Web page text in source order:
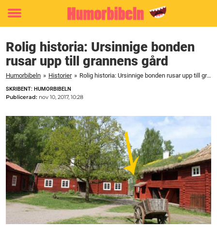
Toggle
Rolig historia: Ursinnige bonden
rusar upp till grannens gård
Humorbibeln » Historier » Rolig historia: Ursinnige bonden rusar upp till grannens gård
SKRIBENT: HUMORBIBELN
Publicerad: nov 10, 2017, 10:28